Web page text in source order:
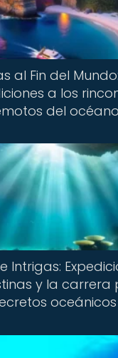
al Fin del
a los
del océano
Intrigas:
y la carrera
oceánicos